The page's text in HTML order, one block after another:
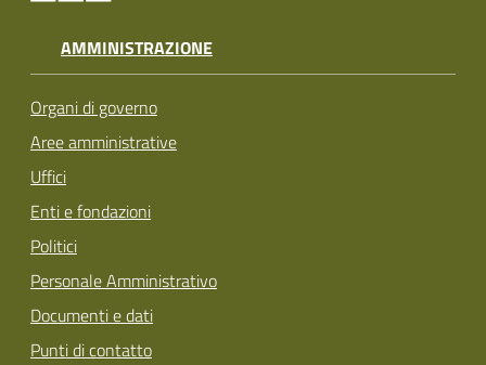
AMMINISTRAZIONE
Organi di governo
Aree amministrative
Uffici
Enti e fondazioni
Politici
Personale Amministrativo
Documenti e dati
Punti di contatto